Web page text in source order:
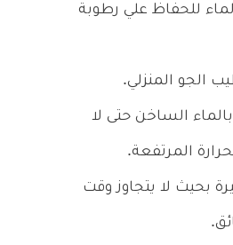
للحفاظ علي رطوبة
الجو المنزلي.
الساخن حتى لا
المرتفعة.
بحيث لا يتجاوز وقت